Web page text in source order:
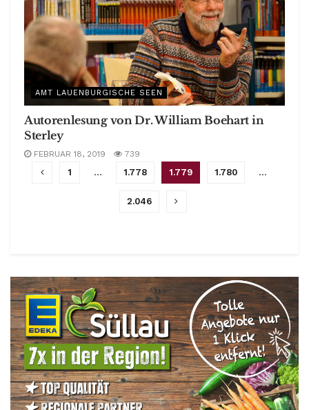
AMT LAUENBURGISCHE SEEN
Autorenlesung von Dr. William Boehart in
Sterley
FEBRUAR 18, 2019 739
1 … 1.778 1.779 1.780 …
2.046